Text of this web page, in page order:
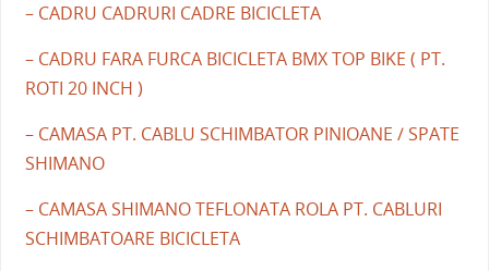
– CADRU CADRURI CADRE BICICLETA
– CADRU FARA FURCA BICICLETA BMX TOP BIKE ( PT.
ROTI 20 INCH )
– CAMASA PT. CABLU SCHIMBATOR PINIOANE / SPATE
SHIMANO
– CAMASA SHIMANO TEFLONATA ROLA PT. CABLURI
SCHIMBATOARE BICICLETA